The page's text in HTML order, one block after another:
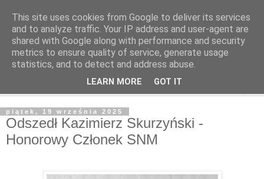
piątek, 19 września 2025
Odszedł Kazimierz Skurzyński -
Honorowy Członek SNM
This site uses cookies from Google to deliver its services
and to analyze traffic. Your IP address and user-agent are
shared with Google along with performance and security
metrics to ensure quality of service, generate usage
statistics, and to detect and address abuse.
LEARN MORE GOT IT